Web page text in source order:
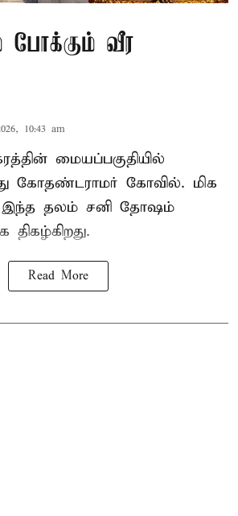
வீர
10:43 am
மையப்பகுதியில்
கோதண்டராமர் கோவில். மிக
தலம் சனி தோஷம்
Read More